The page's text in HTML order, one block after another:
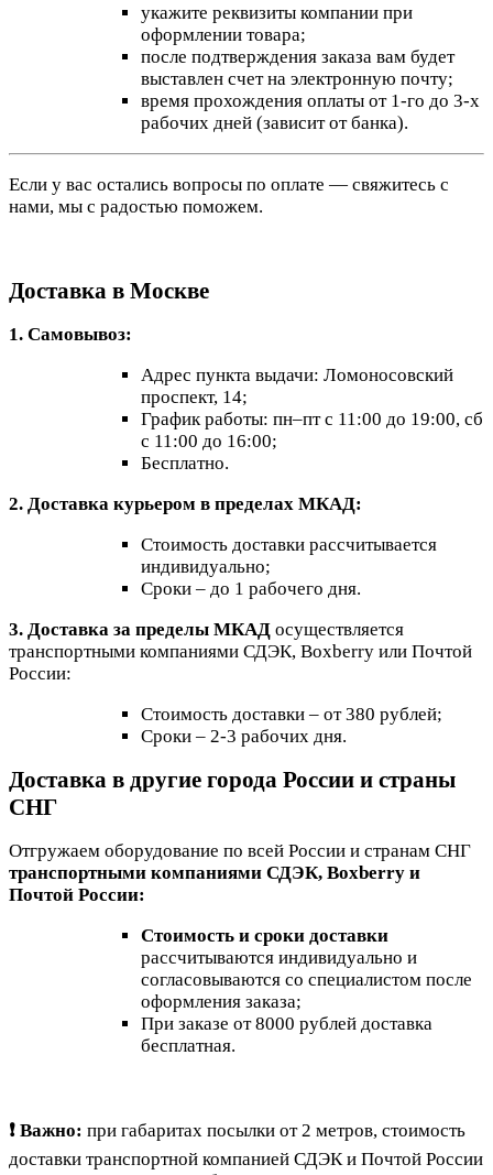
укажите реквизиты компании при
оформлении товара;
после подтверждения заказа вам будет
выставлен счет на электронную почту;
время прохождения оплаты от 1-го до 3-х
рабочих дней (зависит от банка).
Если у вас остались вопросы по оплате — свяжитесь с
нами, мы с радостью поможем.
Доставка в Москве
1. Самовывоз:
Адрес пункта выдачи: Ломоносовский
проспект, 14;
График работы: пн–пт с 11:00 до 19:00, сб
с 11:00 до 16:00;
Бесплатно.
2. Доставка курьером в пределах МКАД:
Стоимость доставки рассчитывается
индивидуально;
Сроки – до 1 рабочего дня.
3. Доставка за пределы МКАД осуществляется
транспортными компаниями СДЭК, Boxberry или Почтой
России:
Стоимость доставки – от 380 рублей;
Сроки – 2-3 рабочих дня.
Доставка в другие города России и страны
СНГ
Отгружаем оборудование по всей России и странам СНГ
транспортными компаниями СДЭК, Boxberry и
Почтой России:
Стоимость и сроки доставки
рассчитываются индивидуально и
согласовываются со специалистом после
оформления заказа;
При заказе от 8000 рублей доставка
бесплатная.
❗ Важно: при габаритах посылки от 2 метров, стоимость
доставки транспортной компанией СДЭК и Почтой России